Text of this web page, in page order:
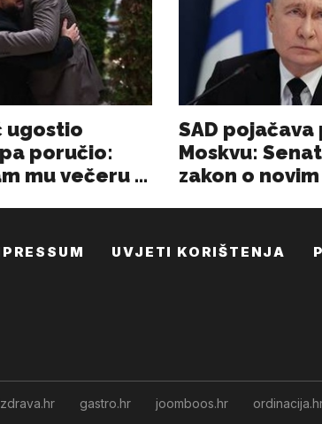
UVJETI KORIŠTENJA
gastro.hr joomboos.hr